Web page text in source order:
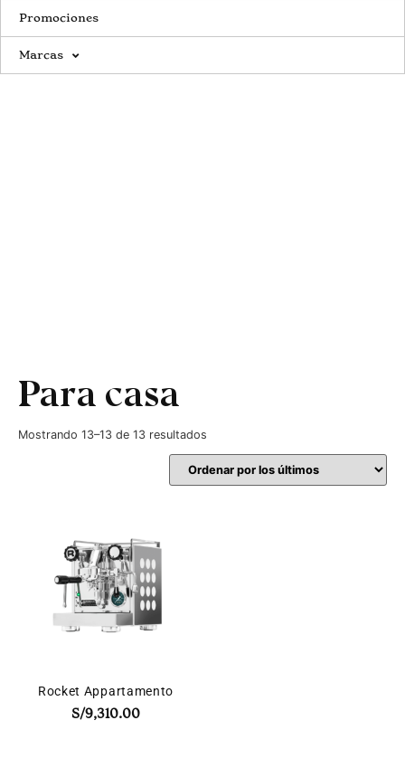
Promociones
Marcas
Para casa
Mostrando 13–13 de 13 resultados
Rocket Appartamento
S/9,310.00